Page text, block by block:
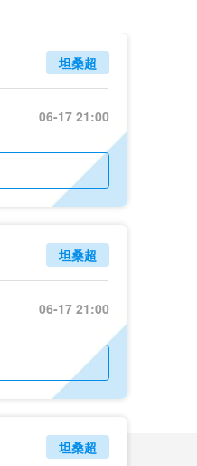
坦桑超
06-17 21:00
坦桑超
06-17 21:00
坦桑超